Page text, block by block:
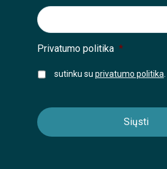
Privatumo politika *
sutinku su privatumo politika